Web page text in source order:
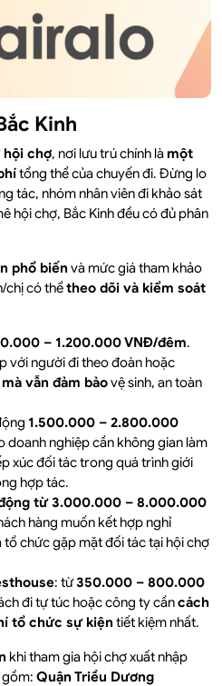
Kinh
hội chợ, nơi lưu trú chính là một
tổng thể của chuyến đi. Đừng lo
tác, nhóm nhân viên đi khảo sát
hội chợ, Bắc Kinh đều có đủ phân
phổ biến và mức giá tham khảo
chị có thểtheo dõi và kiểm soát
– 1.200.000 VNĐ/đêm.
với người đi theo đoàn hoặc
vẫn đảm bảovệ sinh, an toàn
1.500.000 – 2.800.000
doanh nghiệp cần không gian làm
xúc đối tác trong quá trình giới
hợp tác.
từ 3.000.000 – 8.000.000
hàng muốn kết hợp nghỉ
chức gặp mặt đối tác tại hội chợ
: từ350.000 – 800.000
đi tự túc hoặc công ty cầncách
tổ chức sự kiện tiết kiệm nhất.
khi tham gia hội chợ xuất nhập
gồm: Quận Triều Dương